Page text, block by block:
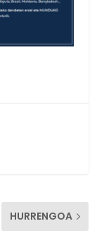
HURRENGOA